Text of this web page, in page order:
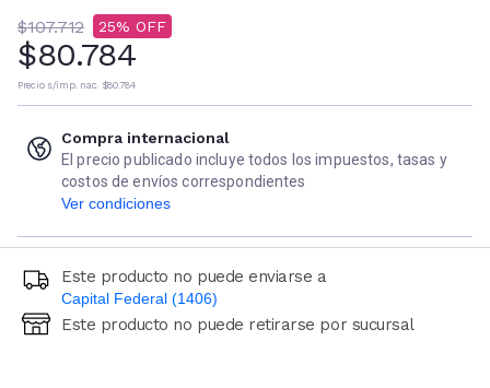
$107.712 25
$80.784
Precio s/imp. nac. $80.784
Compra internacional
El precio publicado incluye todos los impuestos, tasas y
costos de envíos correspondientes
Ver condiciones
Este producto no puede enviarse a
Capital Federal (1406)
Ingresá código postal (sólo números)
Este producto no puede retirarse por sucursal